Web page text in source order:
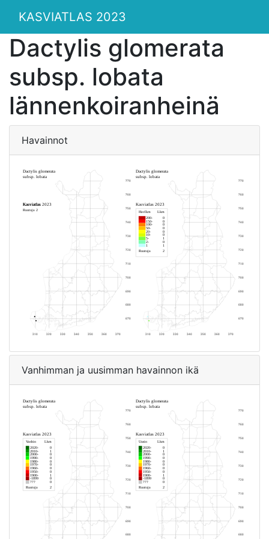
KASVIATLAS 2023
Dactylis glomerata
subsp. lobata
lännenkoiranheinä
Havainnot
Vanhimman ja uusimman havainnon ikä